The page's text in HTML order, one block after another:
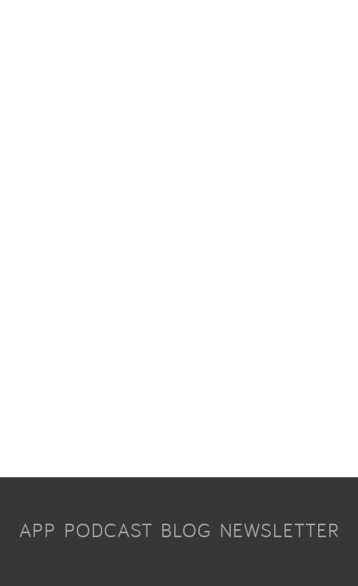
APP PODCAST BLOG NEWSLETTER